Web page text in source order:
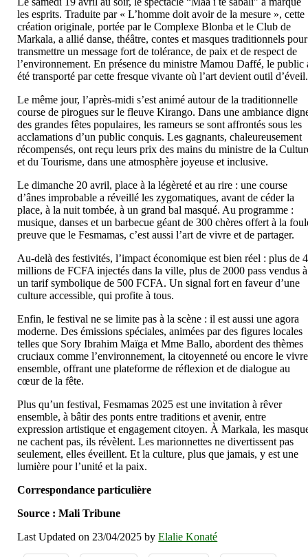
les esprits. Traduite par « L’homme doit avoir de la mesure », cette
création originale, portée par le Complexe Blonba et le Club de
Markala, a allié danse, théâtre, contes et masques traditionnels pour
transmettre un message fort de tolérance, de paix et de respect de
l’environnement. En présence du ministre Mamou Daffé, le public
été transporté par cette fresque vivante où l’art devient outil d’éveil.
Le même jour, l’après-midi s’est animé autour de la traditionnelle
course de pirogues sur le fleuve Kirango. Dans une ambiance
des grandes fêtes populaires, les rameurs se sont affrontés sous les
acclamations d’un public conquis. Les gagnants, chaleureusement
récompensés, ont reçu leurs prix des mains du ministre de la
et du Tourisme, dans une atmosphère joyeuse et inclusive.
Le dimanche 20 avril, place à la légèreté et au rire : une course
d’ânes improbable a réveillé les zygomatiques, avant de céder la
place, à la nuit tombée, à un grand bal masqué. Au programme :
musique, danses et un barbecue géant de 300 chères offert à la
preuve que le Fesmamas, c’est aussi l’art de vivre et de partager.
Au-delà des festivités, l’impact économique est bien réel : plus de
millions de FCFA injectés dans la ville, plus de 2000 pass vendus à
un tarif symbolique de 500 FCFA. Un signal fort en faveur d’une
culture accessible, qui profite à tous.
Enfin, le festival ne se limite pas à la scène : il est aussi une agora
moderne. Des émissions spéciales, animées par des figures locales
telles que Sory Ibrahim Maïga et Mme Ballo, abordent des thèmes
cruciaux comme l’environnement, la citoyenneté ou encore le
ensemble, offrant une plateforme de réflexion et de dialogue au
cœur de la fête.
Plus qu’un festival, Fesmamas 2025 est une invitation à rêver
ensemble, à bâtir des ponts entre traditions et avenir, entre
expression artistique et engagement citoyen. À Markala, les
ne cachent pas, ils révèlent. Les marionnettes ne divertissent pas
seulement, elles éveillent. Et la culture, plus que jamais, y est une
lumière pour l’unité et la paix.
Correspondance particulière
Source : Mali Tribune
Last Updated on 23/04/2025 byElalie Konaté